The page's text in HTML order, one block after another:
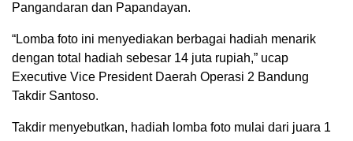
Pangandaran dan Papandayan.
“Lomba foto ini menyediakan berbagai hadiah menarik
dengan total hadiah sebesar 14 juta rupiah,” ucap
Executive Vice President Daerah Operasi 2 Bandung
Takdir Santoso.
Takdir menyebutkan, hadiah lomba foto mulai dari juara 1